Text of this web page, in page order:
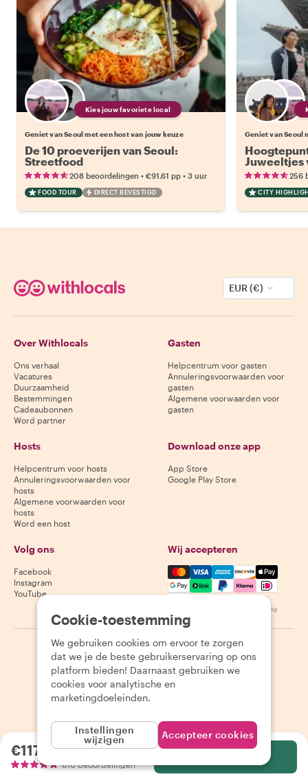
Kies jouw favoriete local
Geniet van Seoul met een host van jouw keuze
De 10 proeverijen van Seoul:
Streetfood
208 beoordelingen • €91.61 pp • 3 uur
FOOD TOUR DIRECT BEVESTIGD
Geniet van Seoul
Juweeltjes
256
CITY
€117.65per persoon
810 beoordelingen
EUR (€)
Over Withlocals
Ons verhaal
Vacatures
Duurzaamheid
Bestemmingen
Cadeaubonnen
Word partner
Gasten
Helpcentrum voor gasten
Annuleringsvoorwaarden voor
gasten
Algemene voorwaarden voor
gasten
Hosts
Helpcentrum voor hosts
Annuleringsvoorwaarden voor
hosts
Algemene voorwaarden voor
hosts
Word een host
Download onze app
App Store
Google Play Store
Volg ons
Facebook
Instagram
YouTube
Wij accepteren
Mastercard, Visa, Amex,
Beschikbaarheid varieert per bestemming
2026 Withlocals.com Privacybeleid Cookies
Cookie-toestemming
We gebruiken cookies om ervoor te zorgen
dat we je de beste gebruikerservaring op ons
platform bieden! Daarnaast gebruiken we
cookies voor analytische en
marketingdoeleinden.
Instellingen
wijzigen
Accepteer cookies